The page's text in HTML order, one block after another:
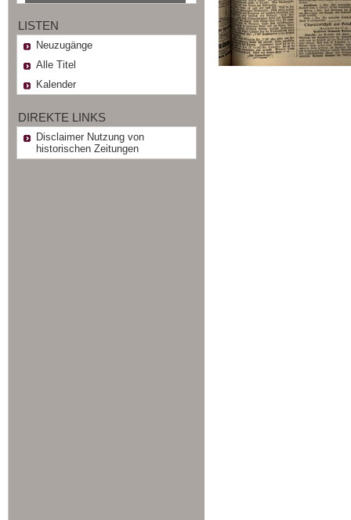
LISTEN
Neuzugänge
Alle Titel
Kalender
DIREKTE LINKS
Disclaimer Nutzung von
historischen Zeitungen